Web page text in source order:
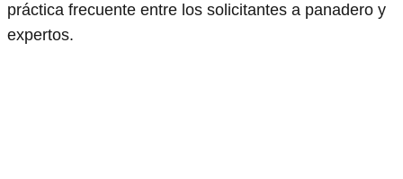
práctica frecuente entre los solicitantes a panadero y
expertos.